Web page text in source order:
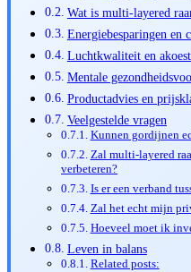
Wat is multi-layered
Energiebesparingen en
Luchtkwaliteit en
Mentale
Productadvies en
Veelgestelde vragen
Kunnen gordijnen
Zal multi-layered
verbeteren?
Is er een verband
Zal het echt mijn
Hoeveel moet ik
Leven in balans
Related posts: